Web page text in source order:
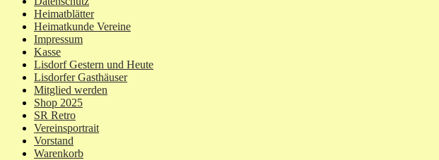
Heimatblätter
Heimatkunde Vereine
Impressum
Kasse
Lisdorf Gestern und Heute
Lisdorfer Gasthäuser
Mitglied werden
Shop 2025
SR Retro
Vereinsportrait
Vorstand
Warenkorb